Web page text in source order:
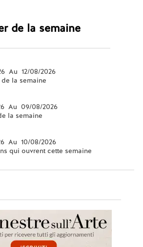
de la semaine
Au 12/08/2026
la semaine
Au 09/08/2026
la semaine
Au 10/08/2026
qui ouvrent cette semaine